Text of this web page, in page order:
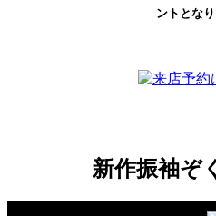
ントとなり
新作振袖ぞ